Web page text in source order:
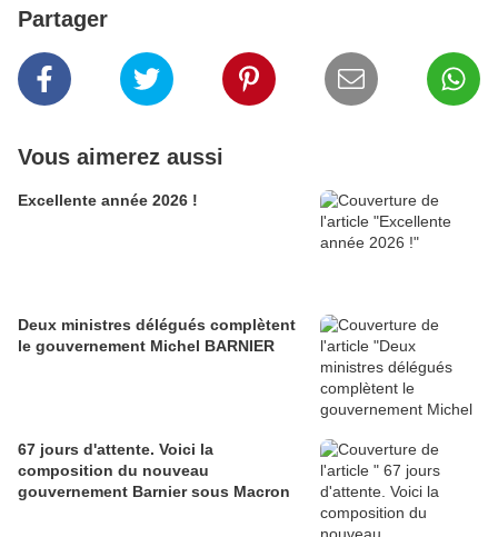
Partager
Vous aimerez aussi
Excellente année 2026 !
Deux ministres délégués complètent
le gouvernement Michel BARNIER
67 jours d'attente. Voici la
composition du nouveau
gouvernement Barnier sous Macron